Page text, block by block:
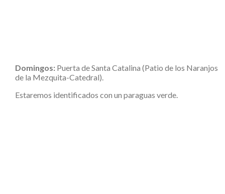
Domingos: Puerta de Santa Catalina (Patio de los Naranjos
de la Mezquita-Catedral).
Estaremos identificados con un paraguas verde.